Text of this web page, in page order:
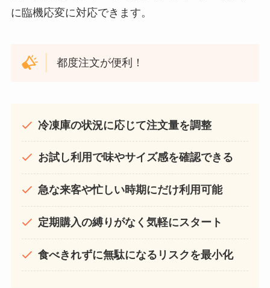
に臨機応変に対応できます。
都度注文が便利！
冷凍庫の状況に応じて注文量を調整
お試し利用で味やサイズ感を確認できる
急な来客や忙しい時期にだけ利用可能
定期購入の縛りがなく気軽にスタート
食べきれずに無駄になるリスクを最小化